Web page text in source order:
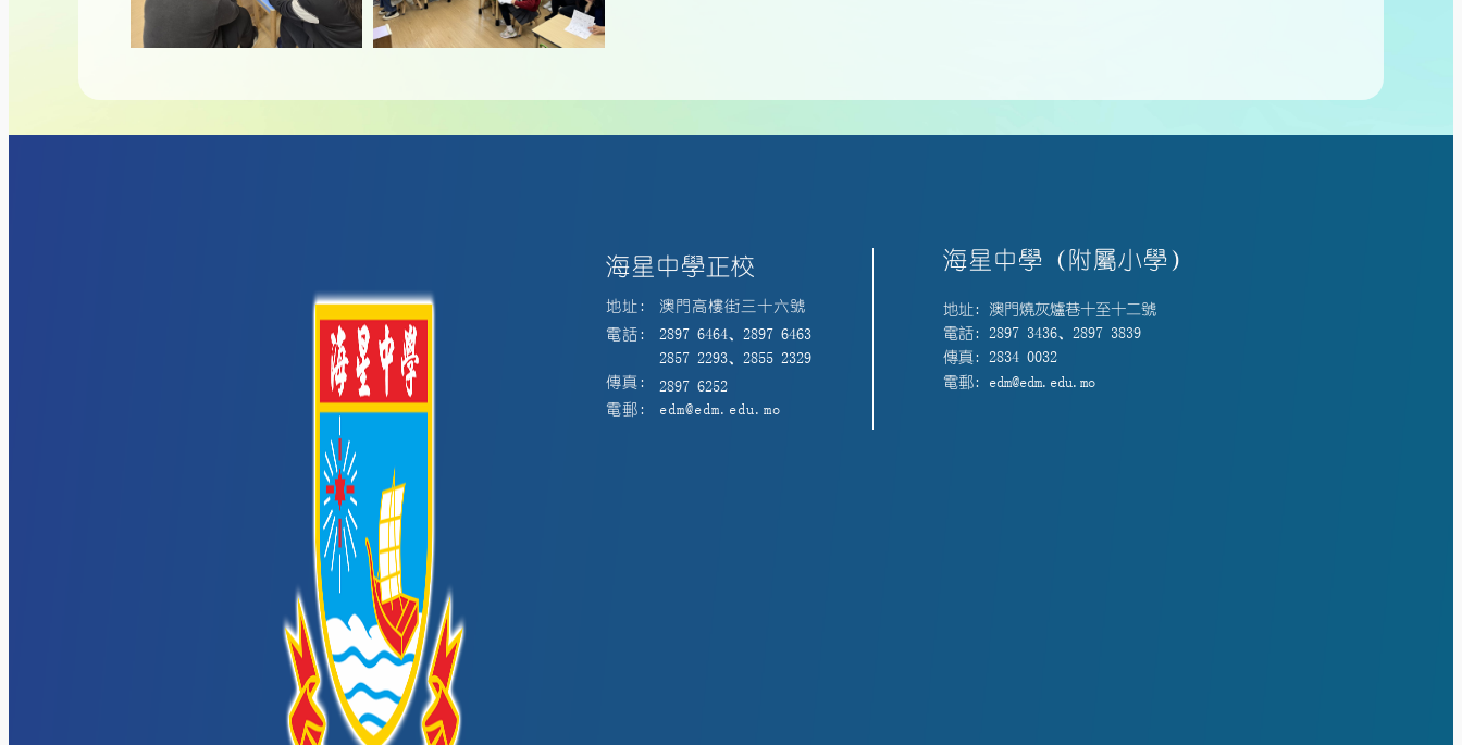
海星中學正校
地址:
澳門高樓街三十六號
電話:
2897 6464、2897 6463
2857 2293、2855 2329
傳真:
2897 6252
電郵:
edm@edm.edu.mo
海星中學（附屬小學）
地址: 澳門燒灰爐巷十至十二號
電話: 2897 3436、2897 3839
傳真: 2834 0032
電郵: edm@edm.edu.mo